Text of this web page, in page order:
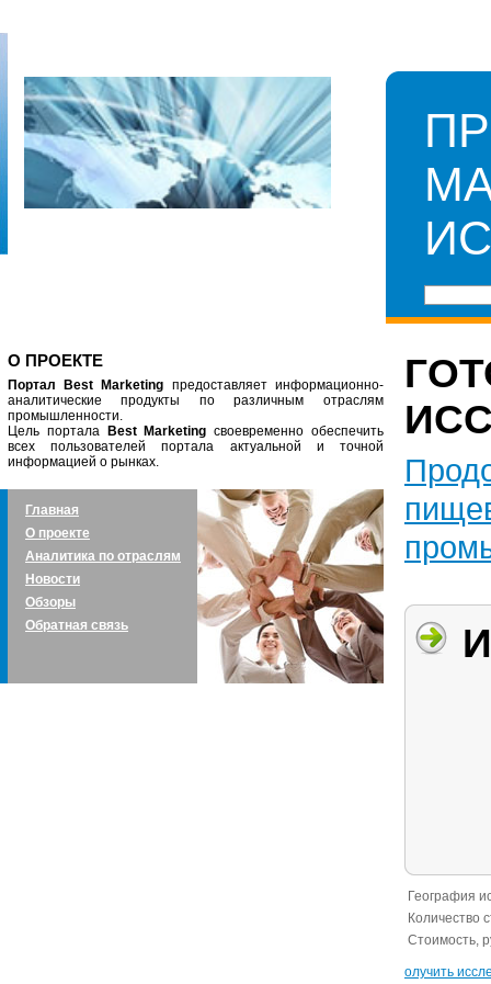
О ПРОЕКТЕ
Портал Best Marketing предоставляет информационно-
аналитические продукты по различным отраслям
промышленности.
Цель портала
Best Marketing своевременно обеспечить
всех пользователей портала актуальной и точной
информацией о рынках.
Главная
О проекте
Аналитика по отраслям
Новости
Обзоры
Обратная связь
География
Количество
Стоимость,
Получить